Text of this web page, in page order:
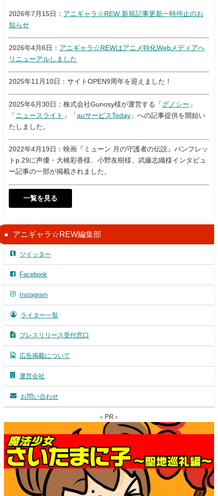
2026年7月15日： アニギャラ☆REW 新規記事更新一時停止のお
知らせ
2026年4月6日： アニギャラ☆REWはアニメ特化Webメディアへ
リニューアルしました
2025年11月10日：サイトOPEN9周年を迎えました！
2025年6月30日：株式会社Gunosy様が運営する「 グノシー 」
「 ニュースライト 」「auサービスToday 」への記事提供を開始い
たしました。
2022年4月19日：映画『ミューン 月の守護者の伝説』パンフレッ
トp.29に声優・大橋彩香様、小野友樹様、武藤志織様インタビュ
ー記事の一部が掲載されました。
一覧を見る
アニギャラ☆REW編集部
ツイッター
Facebook
Instagram
ライター一覧
プレスリリース受付窓口
広告掲載について
運営会社
お問い合わせ
＜PR＞